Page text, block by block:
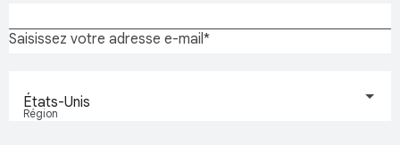
Saisissez votre adresse e-mail
Région
États-Unis